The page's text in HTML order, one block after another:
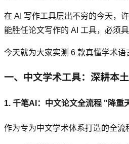
在 AI 写作工具层出不穷的今天，
能胜任论文写作的 AI 工具，必须
今天就为大家实测 6 款真懂学术
一、中文学术工具：深耕本
1. 千笔AI：中文论文全流程 "降重
作为专为中文学术体系打造的全流